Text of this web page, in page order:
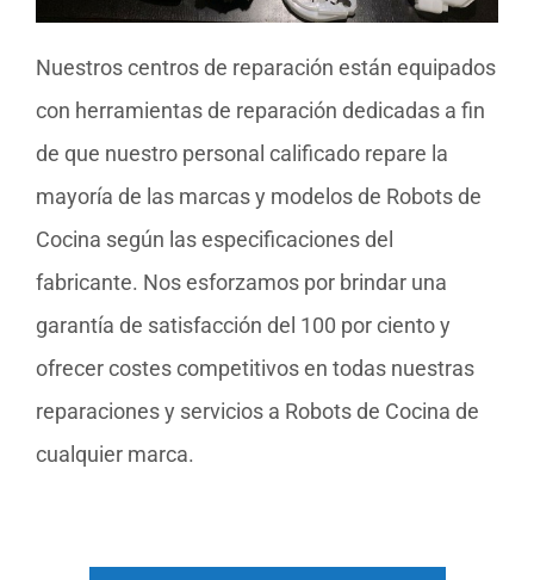
Nuestros centros de reparación están equipados
con herramientas de reparación dedicadas a fin
de que nuestro personal calificado repare la
mayoría de las marcas y modelos de Robots de
Cocina según las especificaciones del
fabricante. Nos esforzamos por brindar una
garantía de satisfacción del 100 por ciento y
ofrecer costes competitivos en todas nuestras
reparaciones y servicios a Robots de Cocina de
cualquier marca.